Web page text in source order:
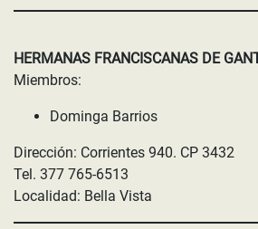
HERMANAS FRANCISCANAS DE
Miembros:
Dominga Barrios
Dirección: Corrientes 940. CP 3432
Tel. 377 765-6513
Localidad: Bella Vista